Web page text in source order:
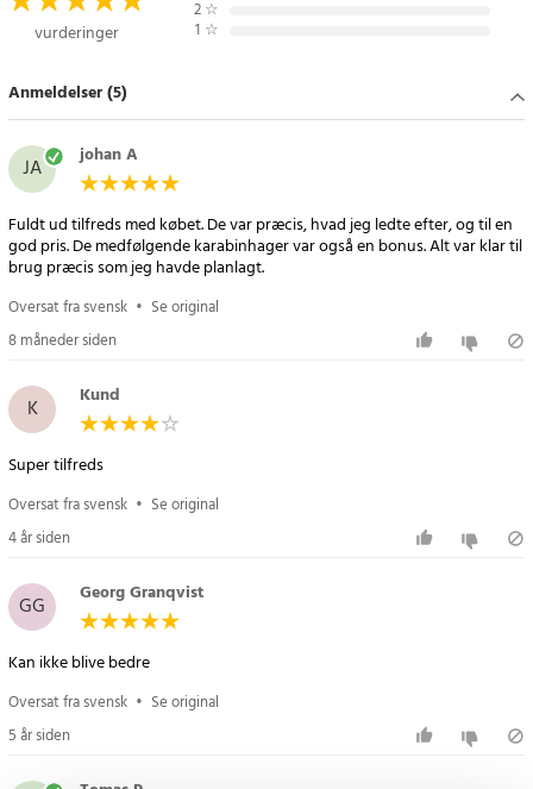
vurderinger
2 ☆
1 ☆
Anmeldelser (5)
JA johan A
Fuldt ud tilfreds med købet. De var præcis, hvad jeg ledte efter, og til en
god pris. De medfølgende karabinhager var også en bonus. Alt var klar til
brug præcis som jeg havde planlagt.
Oversat fra svensk • Se original
8 måneder siden
K Kund
Super tilfreds
Oversat fra svensk • Se original
4 år siden
GG Georg Granqvist
Kan ikke blive bedre
Oversat fra svensk • Se original
5 år siden